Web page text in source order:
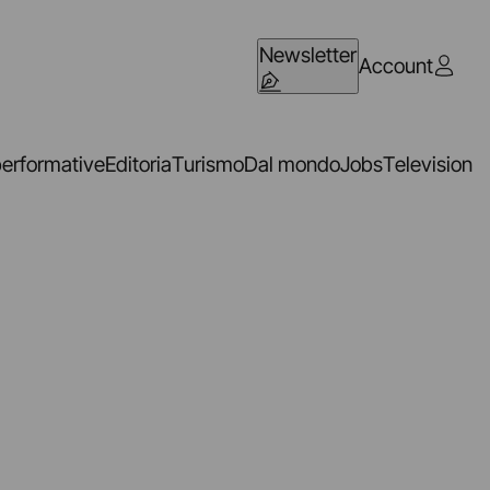
NewsletterAccount
EditoriaTurismoDal mondoJobsTelevision